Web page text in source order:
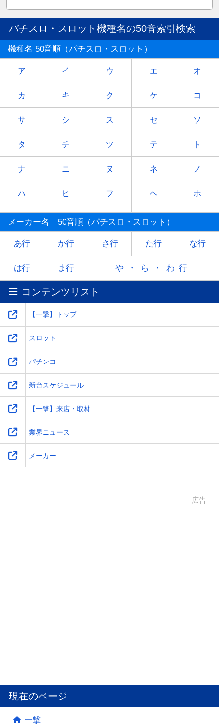
パチスロ・スロット機種名の50音索引検索
機種名 50音順（パチスロ・スロット）
ア イ ウ エ オ
カ キ ク ケ コ
サ シ ス セ ソ
タ チ ツ テ ト
ナ ニ ヌ ネ ノ
ハ ヒ フ ヘ ホ
マ ミ ム メ
ヤ - ユ - ヨ
ラ リ レ
ワ -
メーカー名 50音順（パチスロ・スロット）
あ行 か行 さ行 た行 な行
は行 ま行 や・ら・わ行
コンテンツリスト
【一撃】トップ
スロット
パチンコ
新台スケジュール
【一撃】来店・取材
業界ニュース
メーカー
広告
現在のページ
一撃